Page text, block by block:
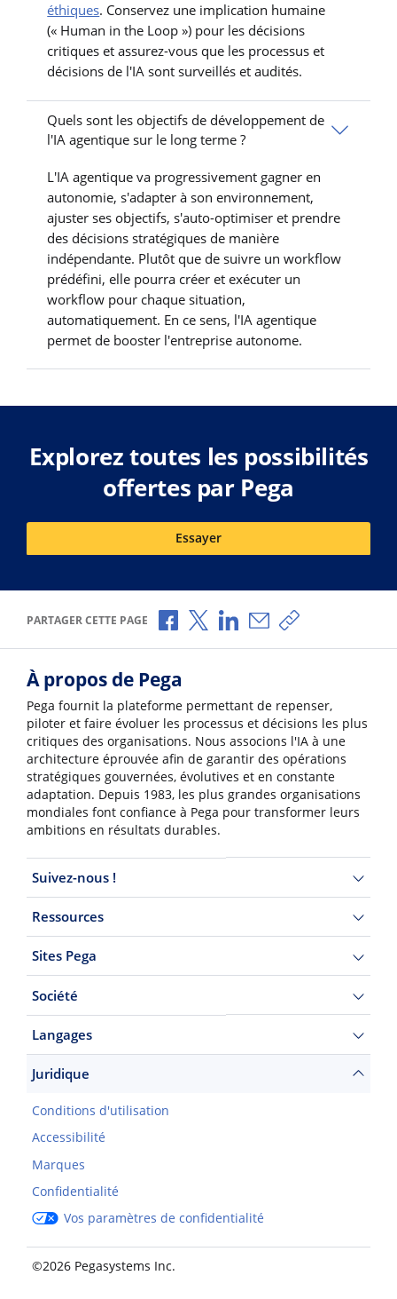
éthiques. Conservez une implication humaine
(« Human in the Loop ») pour les décisions
critiques et assurez-vous que les processus et
décisions de l'IA sont surveillés et audités.
Quels sont les objectifs de développement de
l'IA agentique sur le long terme ?
L'IA agentique va progressivement gagner en
autonomie, s'adapter à son environnement,
ajuster ses objectifs, s'auto-optimiser et prendre
des décisions stratégiques de manière
indépendante. Plutôt que de suivre un workflow
prédéfini, elle pourra créer et exécuter un
workflow pour chaque situation,
automatiquement. En ce sens, l'IA agentique
permet de booster l'entreprise autonome.
Explorez toutes les possibilités
offertes par Pega
Essayer
PARTAGER CETTE PAGE Partager via Facebook
Partager via X
Partager via LinkedIn
Partager par e-mail
Copier le lien
À propos de Pega
Pega fournit la plateforme permettant de repenser,
piloter et faire évoluer les processus et décisions les plus
critiques des organisations. Nous associons l'IA à une
architecture éprouvée afin de garantir des opérations
stratégiques gouvernées, évolutives et en constante
adaptation. Depuis 1983, les plus grandes organisations
mondiales font confiance à Pega pour transformer leurs
ambitions en résultats durables.
Suivez-nous !
Ressources
Sites Pega
Société
Langages
Juridique
Conditions d'utilisation
Accessibilité
Marques
Confidentialité
Vos paramètres de confidentialité
©2026 Pegasystems Inc.